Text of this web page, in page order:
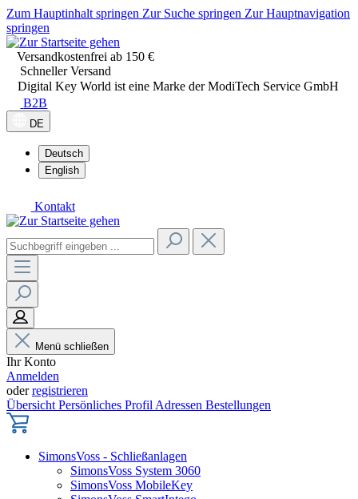
Zum Hauptinhalt springen Zur Suche springen Zur Hauptnavigation
springen
Versandkostenfrei ab 150 €
Schneller Versand
Digital Key World ist eine Marke der ModiTech Service GmbH
B2B
DE
Deutsch
English
Kontakt
Menü schließen
Ihr Konto
Anmelden
oderregistrieren
Übersicht Persönliches Profil Adressen Bestellungen
SimonsVoss - Schließanlagen
SimonsVoss System 3060
SimonsVoss MobileKey